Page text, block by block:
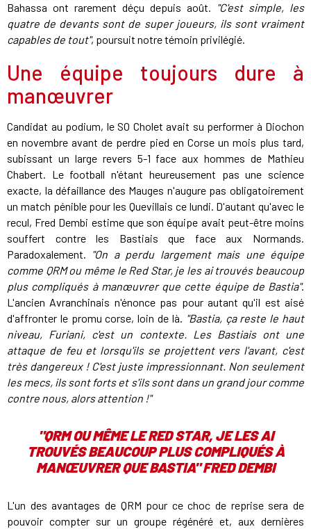
Bahassa ont rarement déçu depuis août. "C'est simple, les
quatre de devants sont de super joueurs, ils sont vraiment
capables de tout", poursuit notre témoin privilégié.
Une équipe toujours dure à
manœuvrer
Candidat au podium, le SO Cholet avait su performer à Diochon
en novembre avant de perdre pied en Corse un mois plus tard,
subissant un large revers 5-1 face aux hommes de Mathieu
Chabert. Le football n'étant heureusement pas une science
exacte, la défaillance des Mauges n'augure pas obligatoirement
un match pénible pour les Quevillais ce lundi. D'autant qu'avec le
recul, Fred Dembi estime que son équipe avait peut-être moins
souffert contre les Bastiais que face aux Normands.
Paradoxalement. "On a perdu largement mais une équipe
comme QRM ou même le Red Star, je les ai trouvés beaucoup
plus compliqués à manœuvrer que cette équipe de Bastia".
L'ancien Avranchinais n'énonce pas pour autant qu'il est aisé
d'affronter le promu corse, loin de là. "Bastia, ça reste le haut
niveau, Furiani, c'est un contexte. Les Bastiais ont une
attaque de feu et lorsqu'ils se projettent vers l'avant, c'est
très dangereux ! C'est juste impressionnant. Non seulement
les mecs, ils sont forts et s'ils sont dans un grand jour comme
contre nous, alors attention !"
"QRM OU MÊME LE RED STAR, JE LES AI
TROUVÉS BEAUCOUP PLUS COMPLIQUÉS À
MANŒUVRER QUE BASTIA" FRED DEMBI
L'un des avantages de QRM pour ce choc de reprise sera de
pouvoir compter sur un groupe régénéré et, aux dernières